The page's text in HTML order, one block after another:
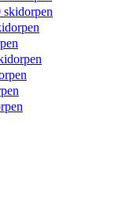
skidorpen